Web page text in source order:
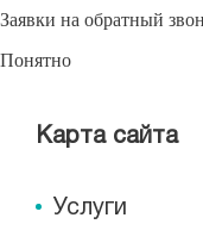
Заявки на обратный
Понятно
Карта сайта
Услуги